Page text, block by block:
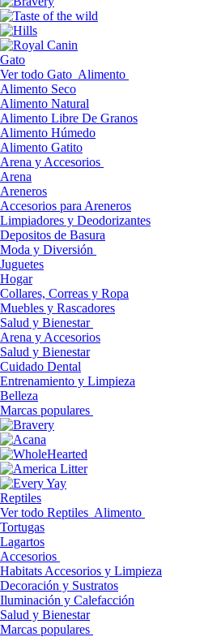
Gato
Ver todo Gato Alimento
Alimento Seco
Alimento Natural
Alimento Libre De Granos
Alimento Húmedo
Alimento Gatito
Arena y Accesorios
Arena
Areneros
Accesorios para Areneros
Limpiadores y Deodorizantes
Depositos de Basura
Moda y Diversión
Juguetes
Hogar
Collares, Correas y Ropa
Muebles y Rascadores
Salud y Bienestar
Arena y Accesorios
Salud y Bienestar
Cuidado Dental
Entrenamiento y Limpieza
Belleza
Marcas populares
Reptiles
Ver todo Reptiles Alimento
Tortugas
Lagartos
Accesorios
Habitats Accesorios y Limpieza
Decoración y Sustratos
Iluminación y Calefacción
Salud y Bienestar
Marcas populares